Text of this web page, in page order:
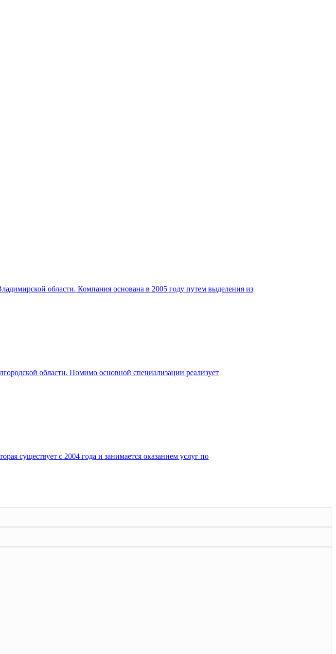
области. Компания основана в 2005 году путем выделения из
области. Помимо основной специализации реализует
существует с 2004 года и занимается оказанием услуг по